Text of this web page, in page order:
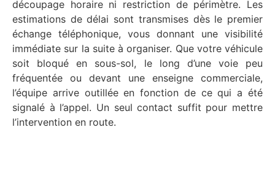
découpage horaire ni restriction de périmètre. Les
estimations de délai sont transmises dès le premier
échange téléphonique, vous donnant une visibilité
immédiate sur la suite à organiser. Que votre véhicule
soit bloqué en sous-sol, le long d’une voie peu
fréquentée ou devant une enseigne commerciale,
l’équipe arrive outillée en fonction de ce qui a été
signalé à l’appel. Un seul contact suffit pour mettre
l’intervention en route.